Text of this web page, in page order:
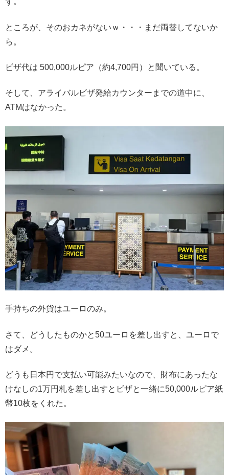
ところが、そのおカネがないｗ・・・まだ両替してないか
ら。
ビザ代は 500,000ルピア（約4,700円）と聞いている。
そして、アライバルビザ発給カウンターまでの道中に、
ATMはなかった。
手持ちの外貨はユーロのみ。
さて、どうしたものかと50ユーロを差し出すと、ユーロで
はダメ。
どうも日本円で支払い可能みたいなので、財布にあったな
けなしの1万円札を差し出すとビザと一緒に50,000ルピア紙
幣10枚をくれた。